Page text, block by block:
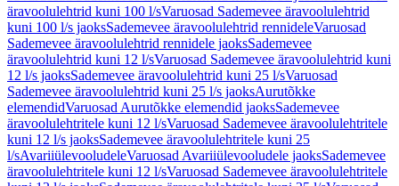
äravoolulehtrid kuni 100 l/sVaruosad Sademevee äravoolulehtrid
kuni 100 l/s jaoksSademevee äravoolulehtrid rennideleVaruosad
Sademevee äravoolulehtrid rennidele jaoksSademevee
äravoolulehtrid kuni 12 l/sVaruosad Sademevee äravoolulehtrid kuni
12 l/s jaoksSademevee äravoolulehtrid kuni 25 l/sVaruosad
Sademevee äravoolulehtrid kuni 25 l/s jaoksAurutõkke
elemendidVaruosad Aurutõkke elemendid jaoksSademevee
äravoolulehtritele kuni 12 l/sVaruosad Sademevee äravoolulehtritele
kuni 12 l/s jaoksSademevee äravoolulehtritele kuni 25
l/sAvariiülevooludeleVaruosad Avariiülevooludele jaoksSademevee
äravoolulehtritele kuni 12 l/sVaruosad Sademevee äravoolulehtritele